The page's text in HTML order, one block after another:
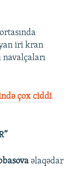
iri kran
navalçaları
çox ciddi
əlaqədar